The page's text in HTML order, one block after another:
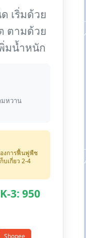
เริ่มด้วย
ตามด้วย
มน้ำหนัก
มหวาน
องการฟื้นฟูพืช
บเกี่ยว 2-4
3: 950